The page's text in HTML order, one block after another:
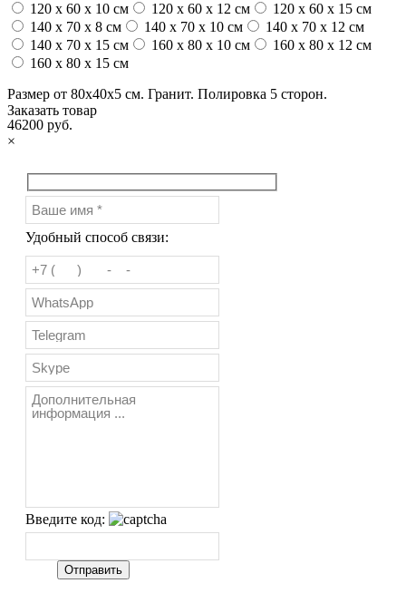
120 x 60 x 10 см
120 x 60 x 12 см
120 x 60 x 15 см
140 x 70 x 8 см
140 x 70 x 10 см
140 x 70 x 12 см
140 x 70 x 15 см
160 x 80 x 10 см
160 x 80 x 12 см
160 x 80 x 15 см
Размер от 80х40х5 см. Гранит. Полировка 5 сторон.
46200 руб.
Заказать товар
×
Удобный способ связи:
Введите код: